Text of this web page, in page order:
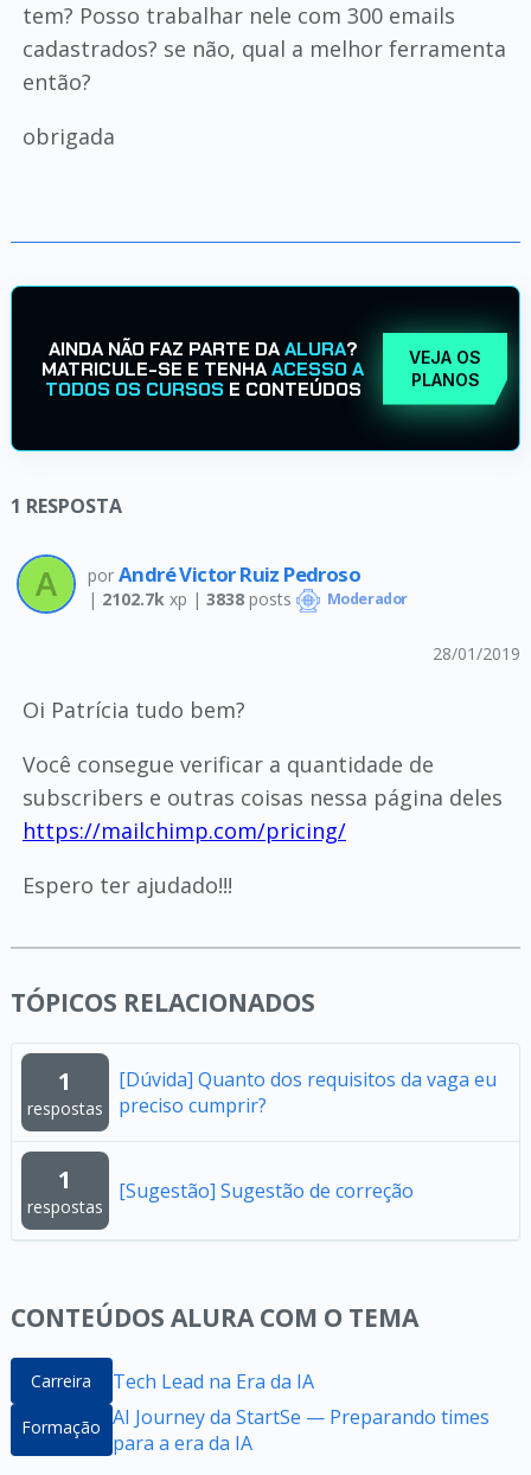
tem? Posso trabalhar nele com 300 emails
cadastrados? se não, qual a melhor ferramenta
então?
obrigada
AINDA NÃO FAZ PARTE DAALURA?
MATRICULE-SE E TENHAACESSO A
TODOS OS CURSOS E CONTEÚDOS
VEJA OS
PLANOS
1 RESPOSTA
por André Victor Ruiz Pedroso
| 2102.7k xp | 3838posts Moderador
28/01/2019
Oi Patrícia tudo bem?
Você consegue verificar a quantidade de
subscribers e outras coisas nessa página deles
https://mailchimp.com/pricing/
Espero ter ajudado!!!
TÓPICOS RELACIONADOS
1
respostas
[Dúvida] Quanto dos requisitos da vaga eu
preciso cumprir?
1
respostas
[Sugestão] Sugestão de correção
CONTEÚDOS ALURA COM O TEMA
Carreira Tech Lead na Era da IA
Formação AI Journey da StartSe — Preparando times
para a era da IA